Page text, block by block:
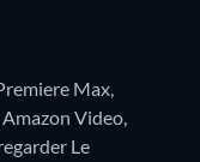
Max,
Video,
Le